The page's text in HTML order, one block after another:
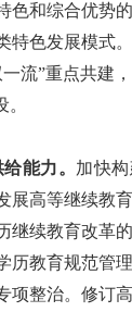
色和综合优势
特色发展模式
流”重点共建
能力。 加快
展高等继续教
继续教育改革
历教育规范管
项整治。修订